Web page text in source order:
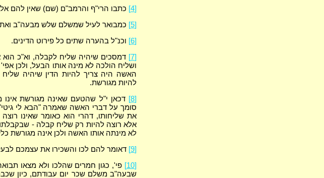
[4]
כתבו הרי"ף והרמב"ם (שם) שאין להם
[5]
כמבואר לעיל שמשלם שלש מבעה"ב ואת
[6]
וכנ"ל בהערה שתים כל פירוט הדינים.
[7]
דמסכים שיהיה שליח לקבלה, וא"כ
ושליח הולכה לא מינה אותו הבעל, ולכן
האשה היה צריך להיות הדין שיהיה
להיות מגורשת.
[8]
דכאן י"ל שהטעם שאינה מגורשת
סומך על דברי האשה שאמרה "הבא לי
את שליחותו, דהרי הוא כאומר שאינו
אלא רוצה להיות רק שליח קבלה -
לא מינתה אותו האשה ולכן אינה מגורשת
[9]
דאומר להם לכו והשכירו את עצמכם
[10]
פי', כגון חמרים שהלכו ולא מצאו
שבעה"ב משלם שכר יום עבודתם, כיון